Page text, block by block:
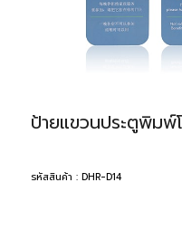
ป้ายแขวนประตูพิมพ์
รหัสสินค้า : DHR-D14